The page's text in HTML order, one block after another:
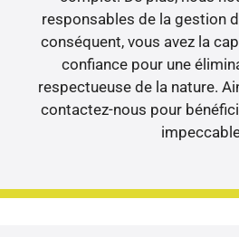
responsables de la gestion
conséquent, vous avez la
confiance pour une
respectueuse de la nature.
contactez-nous pour